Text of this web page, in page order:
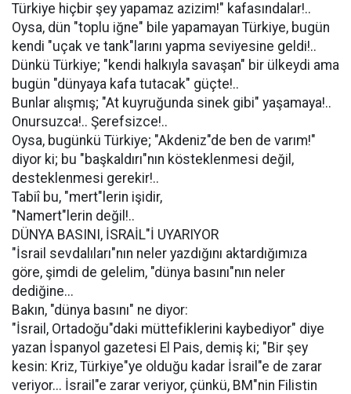
Türkiye hiçbir şey yapamaz azizim!" kafasındalar!..
Oysa, dün "toplu iğne" bile yapamayan Türkiye, bugün
kendi "uçak ve tank"larını yapma seviyesine geldi!..
Dünkü Türkiye; "kendi halkıyla savaşan" bir ülkeydi ama
bugün "dünyaya kafa tutacak" güçte!..
Bunlar alışmış; "At kuyruğunda sinek gibi" yaşamaya!..
Onursuzca!.. Şerefsizce!..
Oysa, bugünkü Türkiye; "Akdeniz"de ben de varım!"
diyor ki; bu "başkaldırı"nın kösteklenmesi değil,
desteklenmesi gerekir!..
Tabiî bu, "mert"lerin işidir,
"Namert"lerin değil!..
DÜNYA BASINI, İSRAİL"İ UYARIYOR
"İsrail sevdalıları"nın neler yazdığını aktardığımıza
göre, şimdi de gelelim, "dünya basını"nın neler
dediğine...
Bakın, "dünya basını" ne diyor:
"İsrail, Ortadoğu"daki müttefiklerini kaybediyor" diye
yazan İspanyol gazetesi El Pais, demiş ki; "Bir şey
kesin: Kriz, Türkiye"ye olduğu kadar İsrail"e de zarar
veriyor... İsrail"e zarar veriyor, çünkü, BM"nin Filistin